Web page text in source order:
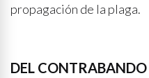
propagación de la plaga.
DEL